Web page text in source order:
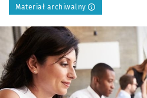
Materiał archiwalny
Kliknij, aby powiększyć